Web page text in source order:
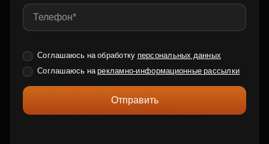
Соглашаюсь на обработку персональных данных
Соглашаюсь нарекламно-информационные рассылки
Отправить